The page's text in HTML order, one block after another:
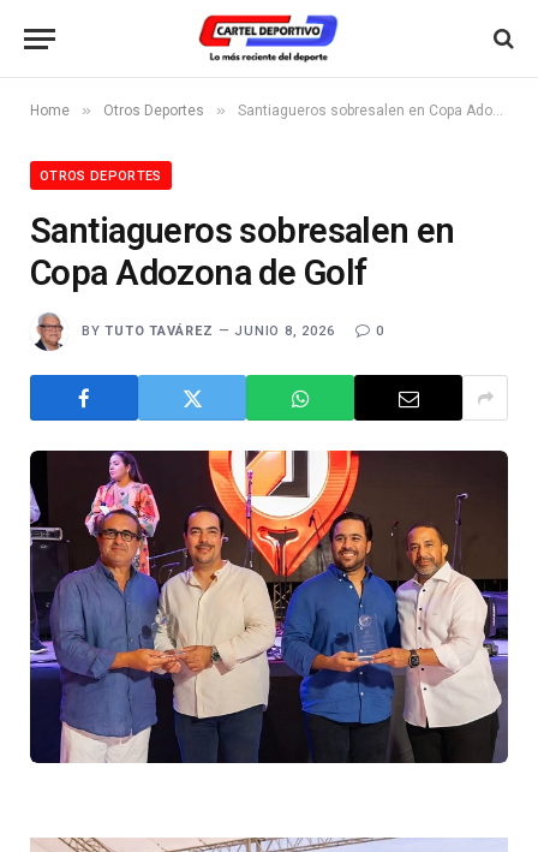
Home » Otros Deportes » Santiagueros sobresalen en Copa Adozona de Golf
OTROS DEPORTES
Santiagueros sobresalen en
Copa Adozona de Golf
BY TUTO TAVÁREZ JUNIO 8, 2026 0